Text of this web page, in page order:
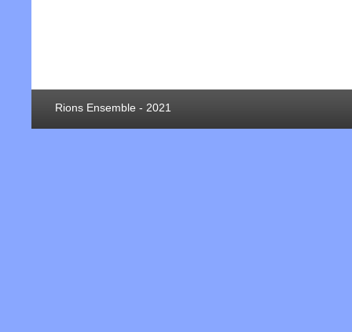
Rions Ensemble - 2021